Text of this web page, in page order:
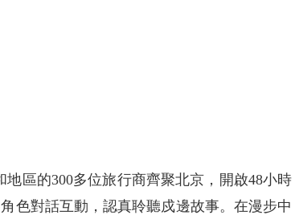
地區的300多位旅行商齊聚北京，開啟48小時
色對話互動，認真聆聽戍邊故事。在漫步中